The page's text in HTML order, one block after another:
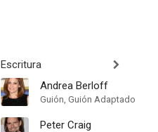
Escritura
Andrea Berloff
Guión, Guión Adaptado
Peter Craig